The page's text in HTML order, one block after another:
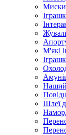
Миски
М'які
Шлеї